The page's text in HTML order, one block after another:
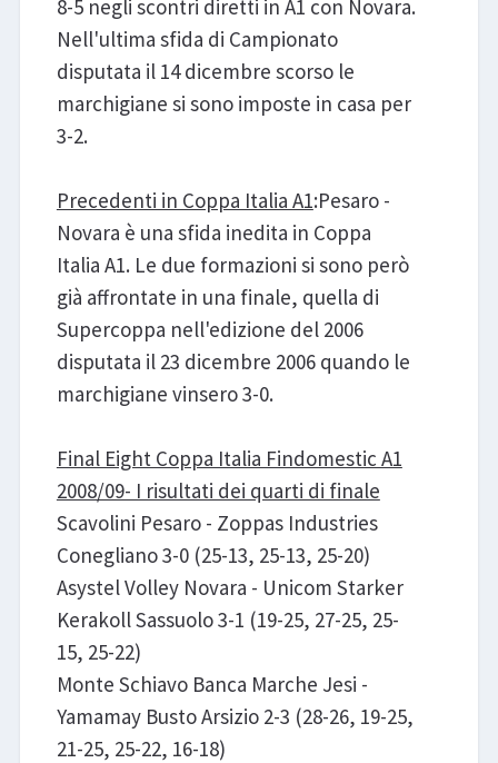
8-5 negli scontri diretti in A1 con Novara.
Nell'ultima sfida di Campionato
disputata il 14 dicembre scorso le
marchigiane si sono imposte in casa per
3-2.
Precedenti in Coppa Italia A1:Pesaro -
Novara è una sfida inedita in Coppa
Italia A1. Le due formazioni si sono però
già affrontate in una finale, quella di
Supercoppa nell'edizione del 2006
disputata il 23 dicembre 2006 quando le
marchigiane vinsero 3-0.
Final Eight Coppa Italia Findomestic A1
2008/09- I risultati dei quarti di finale
Scavolini Pesaro - Zoppas Industries
Conegliano 3-0 (25-13, 25-13, 25-20)
Asystel Volley Novara - Unicom Starker
Kerakoll Sassuolo 3-1 (19-25, 27-25, 25-
15, 25-22)
Monte Schiavo Banca Marche Jesi -
Yamamay Busto Arsizio 2-3 (28-26, 19-25,
21-25, 25-22, 16-18)